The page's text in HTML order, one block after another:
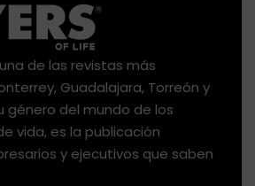
una de las revistas más
Guadalajara, Torreón y
género del mundo de los
vida, es la publicación
y ejecutivos que saben